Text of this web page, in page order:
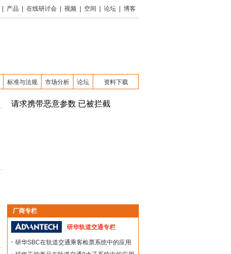
产品 在线研讨会 视频 空间 论坛 博客
标准与法规 市场分析 论坛 资料下载
厂商专栏
研华轨道交通专栏
研华SBC在轨道交通乘客检票系统中的应用